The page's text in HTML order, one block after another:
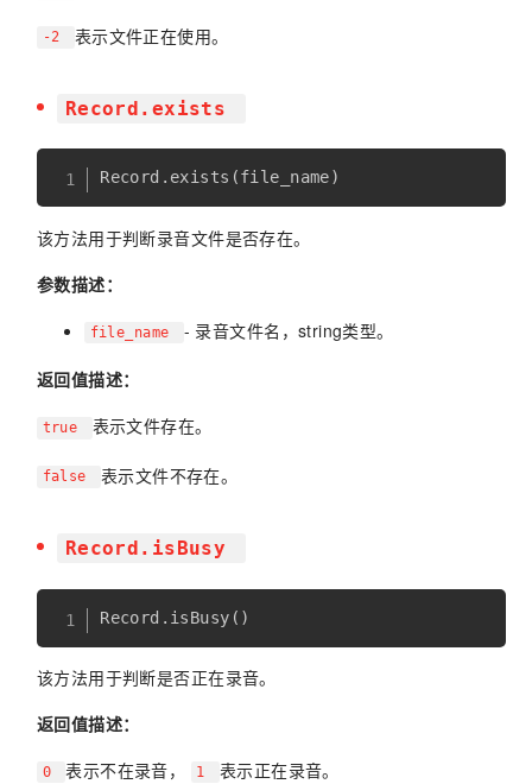
-2 表示文件正在使用。
Record.exists
Record . exists (file_name)
该方法用于判断录音文件是否存在。
参数描述：
file_name - 录音文件名，string类型。
返回值描述：
true 表示文件存在。
false 表示文件不存在。
Record.isBusy
Record . isBusy ( )
该方法用于判断是否正在录音。
返回值描述：
0 表示不在录音， 1 表示正在录音。